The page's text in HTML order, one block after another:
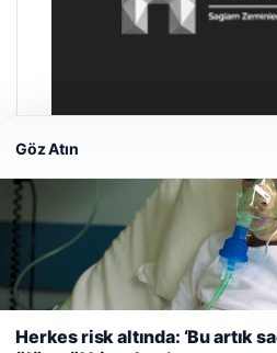
Enes Kaplan Avukatlık
28/04/2026
Web sitemizi nasıl kullandığınızı
kullanıyoruz.Çerez Politikamız
Göz Atın
Herkes risk altında: ‘Bu artık